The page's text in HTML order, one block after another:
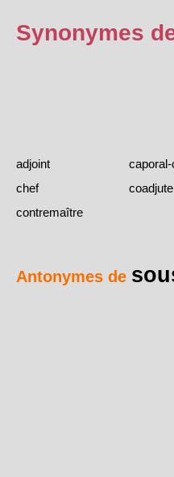
Synonymes
adjoint
chef
contremaître
Antonymes de